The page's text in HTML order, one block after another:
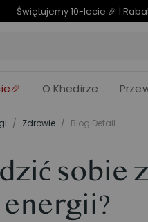
C7 Morpher – Aż 34%
O Khedirze
/ Zdrowie / Blog Detail
sobie